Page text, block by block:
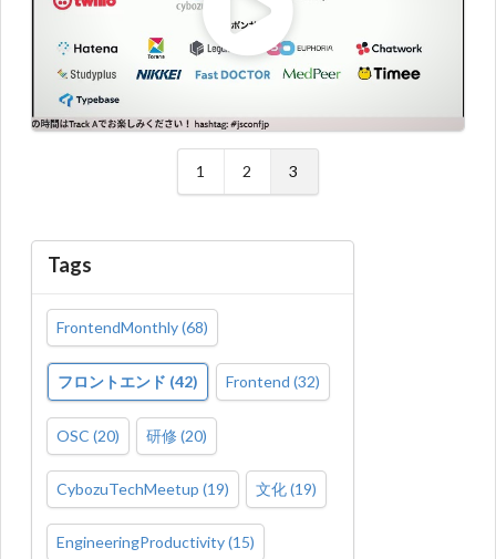
1 2 3
Tags
FrontendMonthly(68)
フロントエンド (42) Frontend (32)
OSC (20) 研修 (20)
CybozuTechMeetup (19) 文化(19)
EngineeringProductivity(15)